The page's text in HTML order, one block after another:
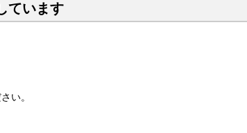
ています
い。